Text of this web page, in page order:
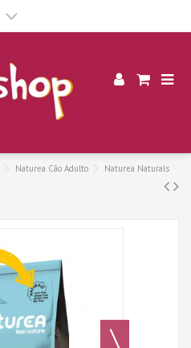
Naturea Cão Adulto
Naturea Naturals